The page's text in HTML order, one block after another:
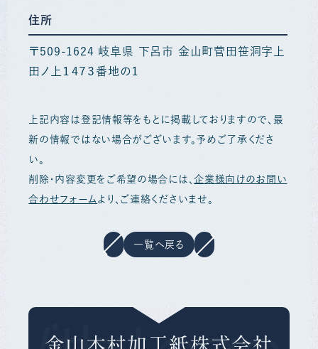
住所
〒509-1624 岐阜県 下呂市 金山町菅田笹洞字上
田ノ上１４７３番地の１
上記内容は登記情報等をもとに掲載しておりますので、最
新の情報ではない場合がございます。予めご了承くださ
い。
削除・内容変更をご希望の場合には、企業様向けのお問い
合わせフォーム より、ご連絡くださいませ。
一覧へ戻る
金山木村加工紙株式会社